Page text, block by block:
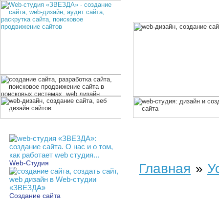
Web-Студия
Создание сайта
Главная »